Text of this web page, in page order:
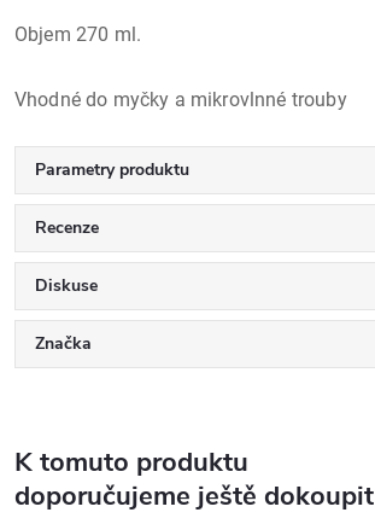
Objem 270 ml.
Vhodné do myčky a mikrovlnné trouby
Parametry produktu
Recenze
Diskuse
Značka
K tomuto produktu
doporučujeme ještě dokoupit